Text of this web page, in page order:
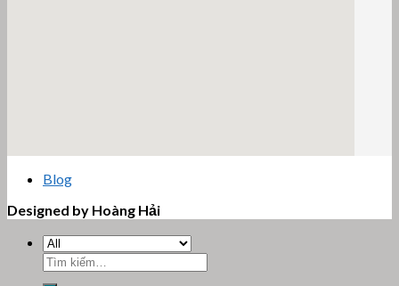
Blog
Designed by Hoàng Hải
Tìm
kiếm: